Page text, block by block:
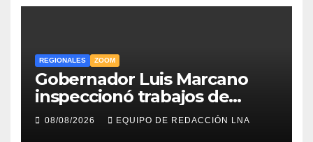
REGIONALES ZOOM
Gobernador Luis Marcano
inspeccionó trabajos de
rehabilitación en al Av.
Intercomunal
08/08/2026 EQUIPO DE REDACCIÓN LNA